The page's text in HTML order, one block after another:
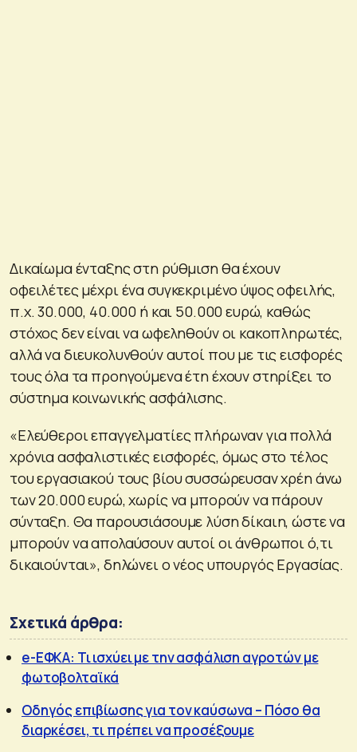
Δικαίωμα ένταξης στη ρύθμιση θα έχουν
οφειλέτες μέχρι ένα συγκεκριµένο ύψος οφειλής,
π.χ. 30.000, 40.000 ή και 50.000 ευρώ, καθώς
στόχος δεν είναι να ωφεληθούν οι κακοπληρωτές,
αλλά να διευκολυνθούν αυτοί που µε τις εισφορές
τους όλα τα προηγούµενα έτη έχουν στηρίξει το
σύστημα κοινωνικής ασφάλισης.
«Ελεύθεροι επαγγελματίες πλήρωναν για πολλά
χρόνια ασφαλιστικές εισφορές, όμως στο τέλος
του εργασιακού τους βίου συσσώρευσαν χρέη άνω
των 20.000 ευρώ, χωρίς να μπορούν να πάρουν
σύνταξη. Θα παρουσιάσουμε λύση δίκαιη, ώστε να
μπορούν να απολαύσουν αυτοί οι άνθρωποι ό,τι
δικαιούνται», δηλώνει ο νέος υπουργός Εργασίας.
Σχετικά άρθρα:
e-ΕΦΚΑ: Τι ισχύει με την ασφάλιση αγροτών με
φωτοβολταϊκά
Οδηγός επιβίωσης για τον καύσωνα – Πόσο θα
διαρκέσει, τι πρέπει να προσέξουμε